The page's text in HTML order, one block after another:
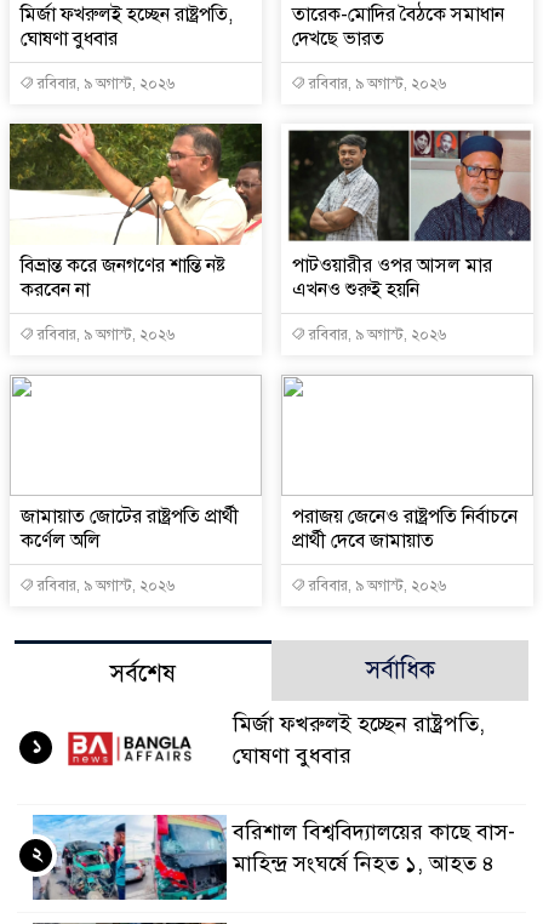
মির্জা ফখরুলই হচ্ছেন রাষ্ট্রপতি,
ঘোষণা বুধবার
রবিবার, ৯ অগাস্ট, ২০২৬
তারেক-মোদির বৈঠকে সমাধান
দেখছে ভারত
রবিবার, ৯ অগাস্ট, ২০২৬
বিভ্রান্ত করে জনগণের শান্তি নষ্ট
করবেন না
রবিবার, ৯ অগাস্ট, ২০২৬
পাটওয়ারীর ওপর আসল মার
এখনও শুরুই হয়নি
রবিবার, ৯ অগাস্ট, ২০২৬
জামায়াত জোটের রাষ্ট্রপতি প্রার্থী
কর্ণেল অলি
রবিবার, ৯ অগাস্ট, ২০২৬
পরাজয় জেনেও রাষ্ট্রপতি নির্বাচনে
প্রার্থী দেবে জামায়াত
রবিবার, ৯ অগাস্ট, ২০২৬
সর্বশেষ সর্বাধিক
মির্জা ফখরুলই হচ্ছেন রাষ্ট্রপতি,
ঘোষণা বুধবার
১
বরিশাল বিশ্ববিদ্যালয়ের কাছে বাস-
মাহিন্দ্র সংঘর্ষে নিহত ১, আহত ৪
২